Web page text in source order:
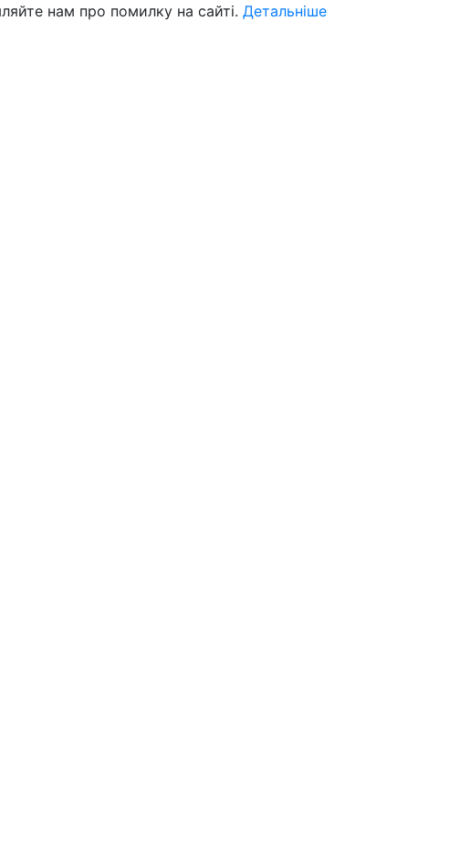
нам про помилку на сайті. Детальніше